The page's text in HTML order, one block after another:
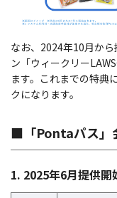
なお、2024年10月か
ン「ウィークリー
ます。これまでの特典
クになります。
■「Pontaパス」
1. 2025年6月提供開